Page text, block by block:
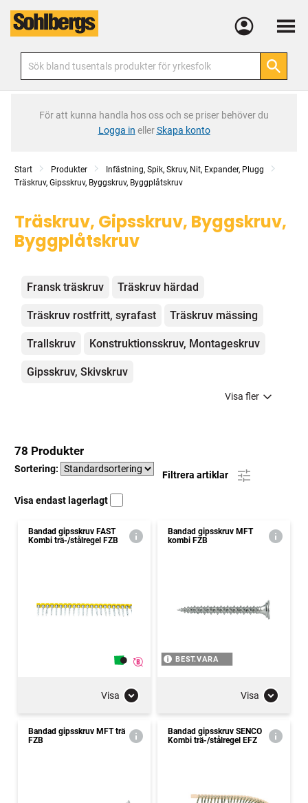
Meny
För att kunna handla hos oss och se priser behöver du
Logga in ellerSkapa konto
Start Produkter
Infästning, Spik, Skruv, Nit, Expander, Plugg
Träskruv, Gipsskruv, Byggskruv, Byggplåtskruv
Träskruv, Gipsskruv, Byggskruv,
Byggplåtskruv
Kategorier
Fransk träskruv Träskruv härdad
Träskruv rostfritt, syrafast Träskruv mässing
Trallskruv Konstruktionsskruv, Montageskruv
Gipsskruv, Skivskruv
Visa fler
78 Produkter
Sortering:
Filtrera artiklar
Visa endast lagerlagt
Bandad gipsskruv FAST
Kombi trä-/stålregel FZB
Visa
Bandad gipsskruv MFT
kombi FZB
BEST.VARA
Visa
Bandad gipsskruv MFT trä
FZB
Bandad gipsskruv SENCO
Kombi trä-/stålregel EFZ